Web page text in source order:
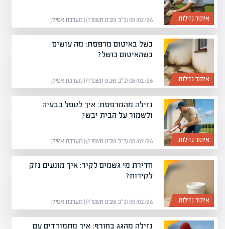
איתור נזילות 08/02/26 (כ״ב שבט תשפ״ו) | מערכת אפיק
איתור נזילות
כשל באיטום מרפסת: מה עושים
כשהאיטום כושל?
08/02/26 (כ״ב שבט תשפ״ו) | מערכת אפיק
איתור נזילות
נזילה מהמרפסת: איך לטפל בבעיה
ולשמור על הבית יבש?
08/02/26 (כ״ב שבט תשפ״ו) | מערכת אפיק
איתור נזילות
חדירת מי גשמים לקיר: איך מונעים נזק
לקירות?
08/02/26 (כ״ב שבט תשפ״ו) | מערכת אפיק
נזילה מהגג בחורף: איך מתמודדים עם